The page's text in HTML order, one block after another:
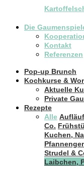
Die
Kontakt
Referenzen
Pop-up Brunch
Kochkurse &
Aktuelle
Private
Rezepte
Alle
Co.
Kuchen,
Strudel &
Laibchen,